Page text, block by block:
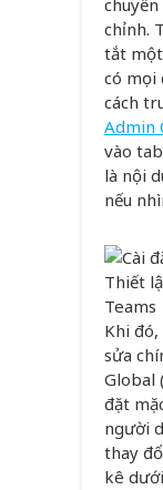
chỉnh.
tắt một
có mọi
cách
Admin
vào tab
là nội
nếu
Thiết
Teams
Khi
sửa
Global
đặt
người
thay
kê